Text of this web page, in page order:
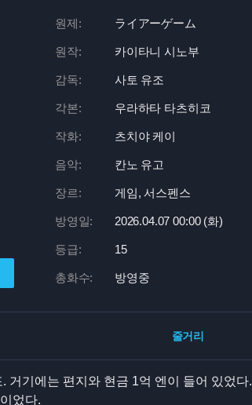
원제: ライアーゲーム
원작: 카이타니 시노부
감독: 사토 유조
각본: 우라하타 타츠히코
작화: 츠치야 케이
음악: 칸노 유고
장르: 게임, 서스펜스
방영일: 2026.04.07 00:00 (화)
등급: 15
총화수: 방영중
줄거리
거기에는 편지와 현금 1억 엔이 들어 있었다.
었다.